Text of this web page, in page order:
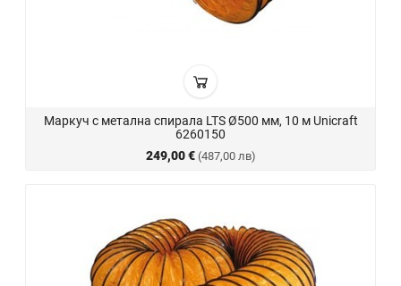
Маркуч с метална спирала LTS Ø500 мм, 10 м Unicraft
6260150
249,00 € (487,00 лв)